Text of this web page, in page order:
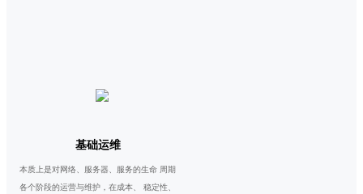
基础运维
本质上是对网络、服务器、服务的生命 周期
各个阶段的运营与维护，在成本、 稳定性、